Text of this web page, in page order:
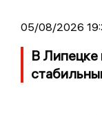
05/08/2026
В Липецке